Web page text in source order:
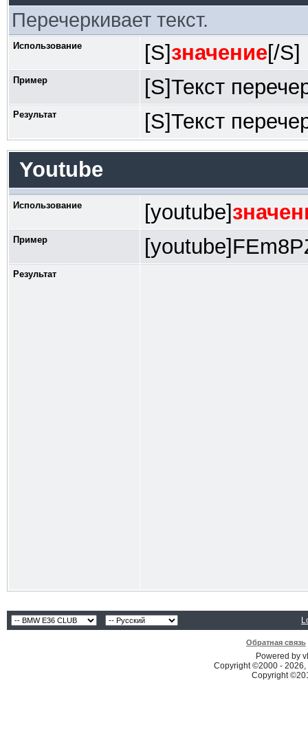
Перечеркивает текст.
Использование [S]значение[/S]
Пример [S]Текст
Результат
[S]Текст
Youtube
Использование [youtube]
Пример
Результат
Обратная связь
Powered by
Copyright ©2000 -
Copyright